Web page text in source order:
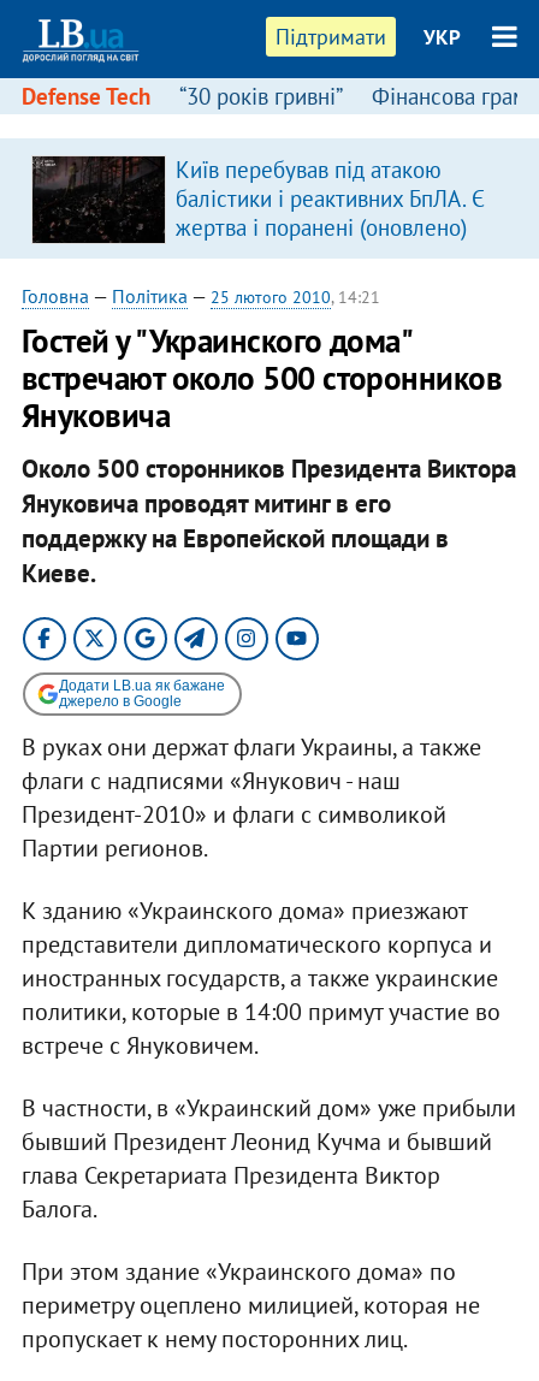
Підтримати УКР
Defense Tech “30 років гривні” Фінансова
Київ перебував під атакою
балістики і реактивних БпЛА. Є
жертва і поранені (оновлено)
Головна — Політика — 25 лютого 2010, 14:21
Гостей у "Украинского дома"
встречают около 500 сторонников
Януковича
Около 500 сторонников Президента Виктора
Януковича проводят митинг в его
поддержку на Европейской площади в
Киеве.
Додати LB.ua як бажане
джерело в Google
В руках они держат флаги Украины, а также
флаги с надписями «Янукович - наш
Президент-2010» и флаги с символикой
Партии регионов.
К зданию «Украинского дома» приезжают
представители дипломатического корпуса и
иностранных государств, а также украинские
политики, которые в 14:00 примут участие во
встрече с Януковичем.
В частности, в «Украинский дом» уже прибыли
бывший Президент Леонид Кучма и бывший
глава Секретариата Президента Виктор
Балога.
При этом здание «Украинского дома» по
периметру оцеплено милицией, которая не
пропускает к нему посторонних лиц.